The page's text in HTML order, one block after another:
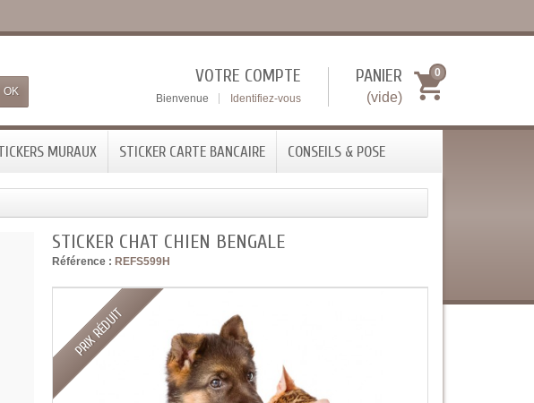
OK
PANIER
(vide)
0
VOTRE COMPTE
Bienvenue Identifiez-vous
MURAUX STICKER CARTE BANCAIRE CONSEILS & POSE
STICKER CHAT CHIEN BENGALE
Référence : REFS599H
PRIX RÉDUIT